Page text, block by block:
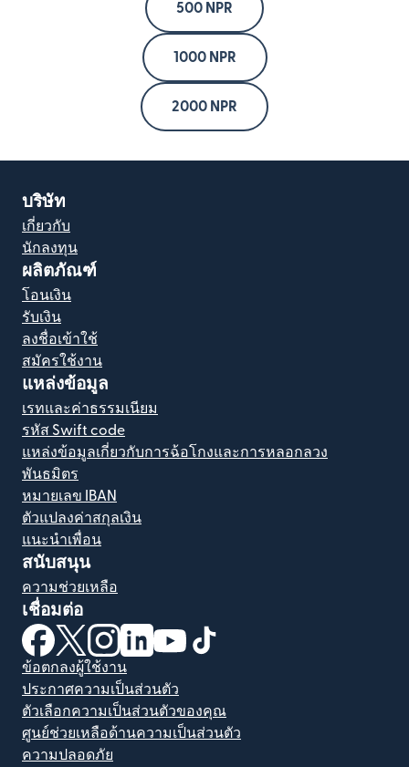
500 NPR
1000 NPR
2000 NPR
บริษัท
เกี่ยวกับ
นักลงทุน
ผลิตภัณฑ์
โอนเงิน
รับเงิน
ลงชื่อเข้าใช้
สมัครใช้งาน
แหล่งข้อมูล
เรทและค่าธรรมเนียม
รหัส Swift code
แหล่งข้อมูลเกี่ยวกับการฉ้อโกงและการหลอกลวง
พันธมิตร
หมายเลข IBAN
ตัวแปลงค่าสกุลเงิน
แนะนำเพื่อน
สนับสนุน
ความช่วยเหลือ
เชื่อมต่อ
(เปิดในหน้าต่างใหม่)
(เปิดในหน้าต่างใหม่)
(เปิดในหน้าต่างใหม่)
(เปิดในหน้าต่างใหม่)
(เปิดในหน้าต่างใหม่)
ข้อตกลงผู้ใช้งาน
ประกาศความเป็นส่วนตัว
ตัวเลือกความเป็นส่วนตัวของคุณ
ศูนย์ช่วยเหลือด้านความเป็นส่วนตัว
ความปลอดภัย